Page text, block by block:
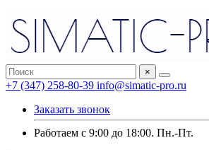
×
+7 (347) 258-80-39 info@simatic-pro.ru
Заказать звонок
Работаем с 9:00 до 18:00. Пн.-Пт.